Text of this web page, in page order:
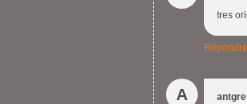
tres
Répondre
A